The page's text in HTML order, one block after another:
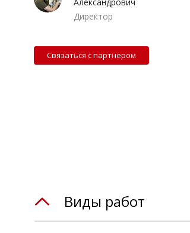
Директор
Связаться с партнером
Виды работ